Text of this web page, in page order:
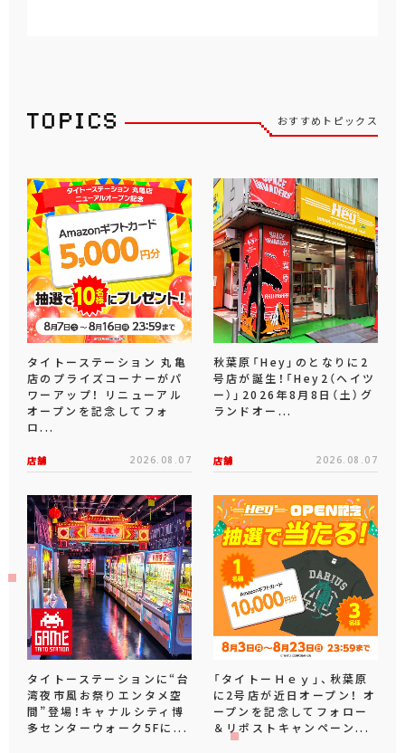
おすすめトピックス
タイトーステーション 丸亀
店のプライズコーナーがパ
ワーアップ！ リニューアル
オープンを記念してフォ
ロ...
店舗 2026.08.07
秋葉原「Hey」のとなりに2
号店が誕生！「Hey2（ヘイツ
ー）」2026年8月8日（土）グ
ランドオー...
店舗 2026.08.07
タイトーステーションに“台
湾夜市風お祭りエンタメ空
間”登場！キャナルシティ博
多センターウォーク5Fに...
「タイトーＨｅｙ」、秋葉原
に2号店が近日オープン！ オ
ープンを記念してフォロー
＆リポストキャンペーン...